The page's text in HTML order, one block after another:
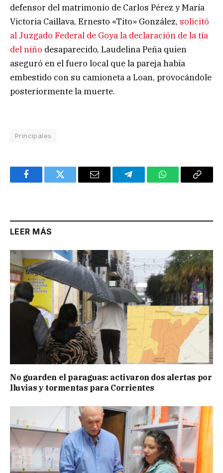
defensor del matrimonio de Carlos Pérez y María
Victoria Caillava, Ernesto «Tito» González, solicitó
al Juzgado Federal de Goya la declaración de la tía
del niño desaparecido, Laudelina Peña quien
aseguró en el fuero local que la pareja había
embestido con su camioneta a Loan, provocándole
posteriormente la muerte.
Principales
FacebookTwitter Email TelegramWhatsAppCopy
LEER MÁS
No guarden el paraguas: activaron dos alertas por
lluvias y tormentas para Corrientes